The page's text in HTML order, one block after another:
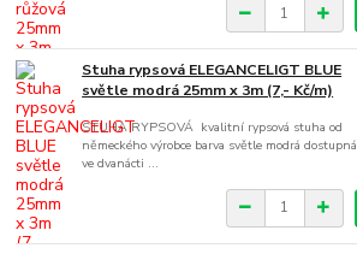
Stuha rypsová ELEGANCELIGT BLUE
světle modrá 25mm x 3m (7,- Kč/m)
STUHA RYPSOVÁ kvalitní rypsová stuha od
německého výrobce barva světle modrá dostupná
ve dvanácti ...